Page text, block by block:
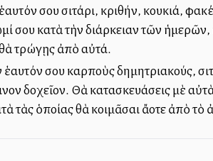
σου σιτάρι, κριθήν, κουκιά,
σου κατὰ τὴν διάρκειαν τῶν
τρώγῃς ἀπὸ αὐτά.
σου καρποὺς δημητριακούς,
δοχεῖον. Θὰ κατασκευάσεις μὲ
ὁποίας θὰ κοιμᾶσαι ἄλλοτε ἀπὸ τὸ